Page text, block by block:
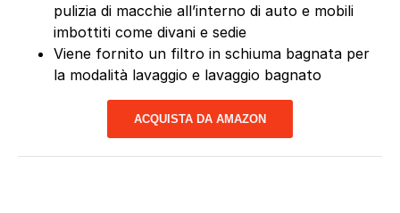
pulizia di macchie all’interno di auto e mobili
imbottiti come divani e sedie
Viene fornito un filtro in schiuma bagnata per
la modalità lavaggio e lavaggio bagnato
ACQUISTA DA AMAZON